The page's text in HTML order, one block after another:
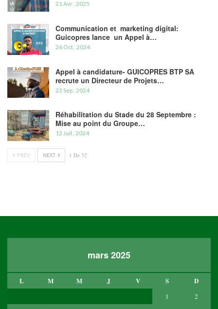
21 Avr , 2025
Communication et marketing digital:
Guicopres lance un Appel à…
26 Oct , 2024
Appel à candidature- GUICOPRES BTP SA
recrute un Directeur de Projets…
23 Sep , 2024
Réhabilitation du Stade du 28 Septembre :
Mise au point du Groupe…
12 Juil , 2024
PREV NEXT 1 De 32
mars 2025
L M M J V S D
1
2